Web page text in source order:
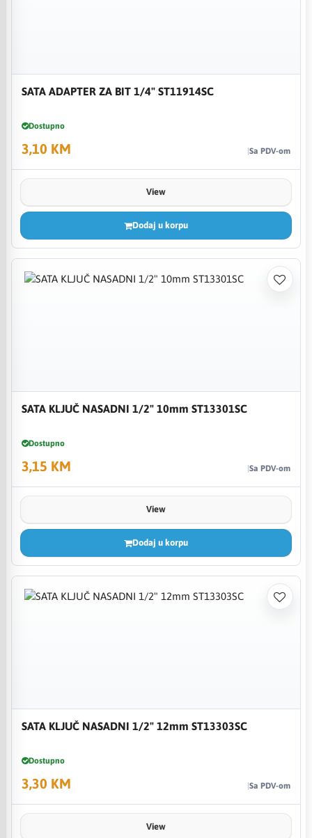
SATA ADAPTER ZA BIT 1/4" ST11914SC
Dostupno
3,10 KM Sa PDV-om
View
Dodaj u korpu
SATA KLJUČ NASADNI 1/2" 10mm ST13301SC
Dostupno
3,15 KM Sa PDV-om
View
Dodaj u korpu
SATA KLJUČ NASADNI 1/2" 12mm ST13303SC
Dostupno
3,30 KM Sa PDV-om
View